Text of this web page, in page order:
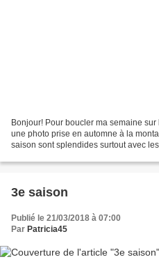
Bonjour! Pour boucler ma semaine
une photo prise en automne à la
saison sont splendides surtout avec
3e saison
Publié le 21/03/2018 à 07:00
Par Patricia45